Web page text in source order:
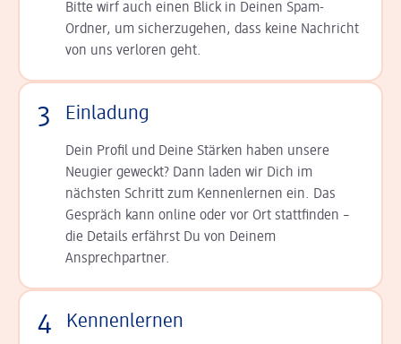
Bitte wirf auch einen Blick in Deinen Spam-
Ordner, um sicherzugehen, dass keine Nachricht
von uns verloren geht.
3 Einladung
Dein Profil und Deine Stär­ken haben unsere
Neugier geweckt? Dann laden wir Dich im
nächsten Schritt zum Kennen­lernen ein. Das
Gespräch kann online oder vor Ort statt­finden –
die Details er­fährst Du von Deinem
Ansprechpartner.
4 Kennenlernen